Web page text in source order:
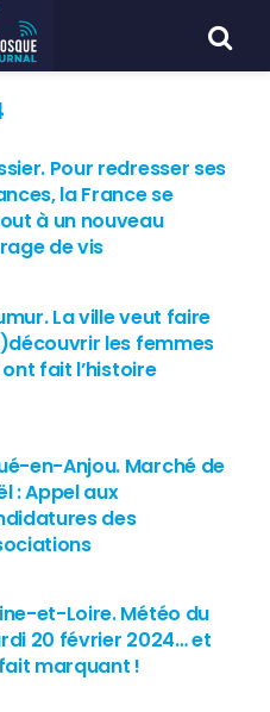
Pour redresser ses
la France se
à un nouveau
de vis
La ville veut faire
les femmes
fait l’histoire
en-Anjou. Marché de
: Appel aux
des
et-Loire. Météo du
20 février 2024… et
marquant !